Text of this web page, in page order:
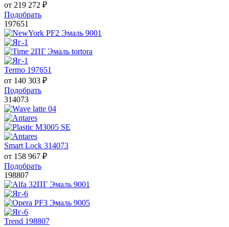
от 219 272 ₽
Подобрать
197651
Termo 197651
от 140 303 ₽
Подобрать
314073
Smart Lock 314073
от 158 967 ₽
Подобрать
198807
Trend 198807